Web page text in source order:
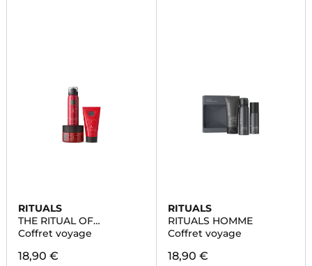
RITUALS
THE RITUAL OF
AYURVEDA
Coffret voyage
18,90 €
RITUALS
RITUALS HOMME
Coffret voyage
18,90 €